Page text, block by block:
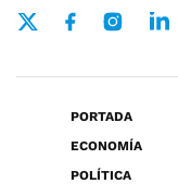
PORTADA
ECONOMÍA
POLÍTICA